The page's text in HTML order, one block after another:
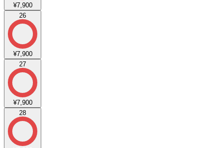
¥7,900
26
¥7,900
27
¥7,900
28